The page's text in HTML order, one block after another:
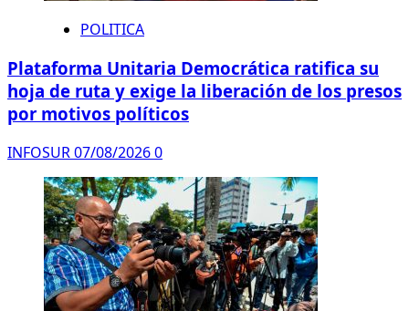
POLITICA
Plataforma Unitaria Democrática ratifica su
hoja de ruta y exige la liberación de los presos
por motivos políticos
INFOSUR07/08/20260